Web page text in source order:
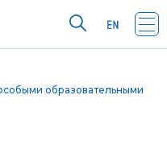
образовательными